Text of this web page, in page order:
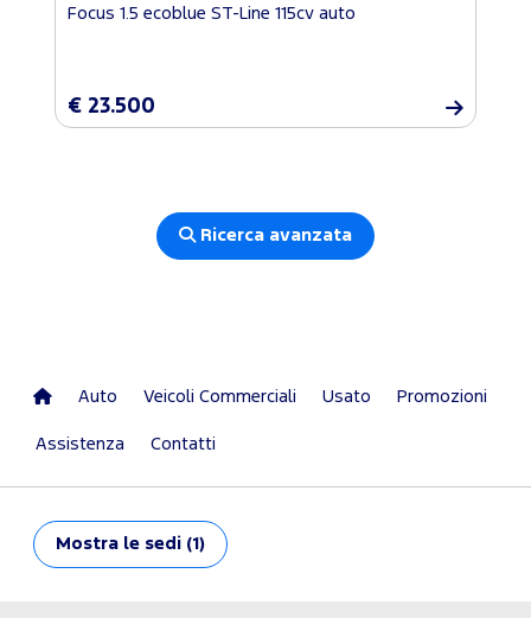
Focus 1.5 ecoblue ST-Line 115cv auto
€ 23.500
Ricerca avanzata
Auto Veicoli Commerciali Usato Promozioni
Assistenza Contatti
Mostra le sedi (1)